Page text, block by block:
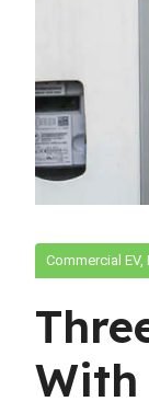
Commercial EV,
With